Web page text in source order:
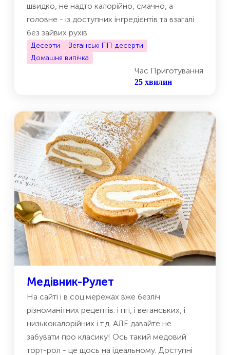
швидко, не надто калорійно, смачно, а
головне - із доступних інгредієнтів та взагалі
без зайвих рухів.
Десерти
Веганські ПП-десерти
Домашня випічка
Час Приготування
25 хвилин
Медівник-Рулет
На сайті і в соц.мережах вже безліч
різноманітних рецептів: і пп, і веганських, і
низькокалорійних і т.д. АЛЕ давайте не
забувати про класику! Ось такий медовий
торт-рол - це щось на ідеальному. Доступні